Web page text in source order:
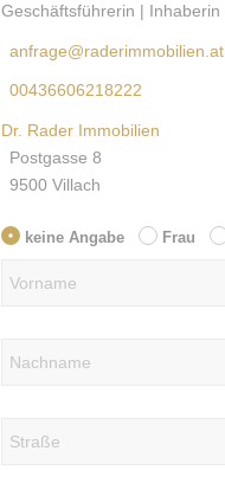
Geschäftsführerin | Inhaberin
anfrage@raderimmobilien.at
00436606218222
Dr. Rader Immobilien
Postgasse 8
9500 Villach
keine Angabe Frau